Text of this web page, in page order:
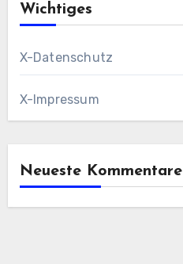
Wichtiges
X-Datenschutz
X-Impressum
Neueste Kommentare